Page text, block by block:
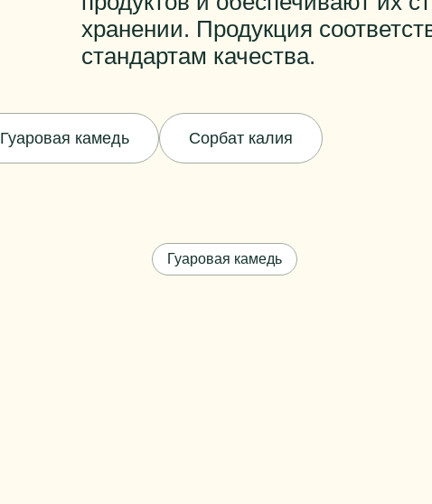
хранении. Продукция
стандартам качества.
Гуаровая камедь Сорбат калия
Гуаровая камедь